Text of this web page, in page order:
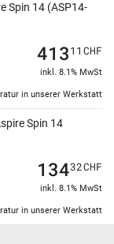
Spin 14 (ASP14-
in unserer Werkstatt
41311 CHF
inkl. 8.1% MwSt
Spin 14
in unserer Werkstatt
13432CHF
inkl. 8.1% MwSt